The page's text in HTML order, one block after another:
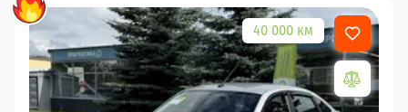
40 000 км